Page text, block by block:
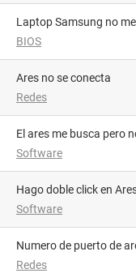
Laptop Samsung no
BIOS
Ares no se conecta
Redes
el ares me busca pero
Software
Hago doble click en
Software
numero de puerto de
Redes